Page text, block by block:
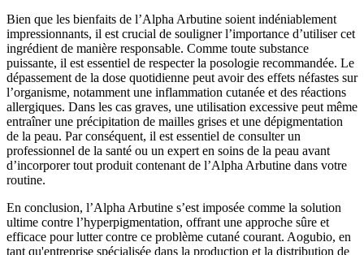
Bien que les bienfaits de l’Alpha Arbutine soient indéniablement
impressionnants, il est crucial de souligner l’importance d’utiliser cet
ingrédient de manière responsable. Comme toute substance
puissante, il est essentiel de respecter la posologie recommandée. Le
dépassement de la dose quotidienne peut avoir des effets néfastes sur
l’organisme, notamment une inflammation cutanée et des réactions
allergiques. Dans les cas graves, une utilisation excessive peut même
entraîner une précipitation de mailles grises et une dépigmentation
de la peau. Par conséquent, il est essentiel de consulter un
professionnel de la santé ou un expert en soins de la peau avant
d’incorporer tout produit contenant de l’Alpha Arbutine dans votre
routine.
En conclusion, l’Alpha Arbutine s’est imposée comme la solution
ultime contre l’hyperpigmentation, offrant une approche sûre et
efficace pour lutter contre ce problème cutané courant. Aogubio, en
tant qu'entreprise spécialisée dans la production et la distribution de